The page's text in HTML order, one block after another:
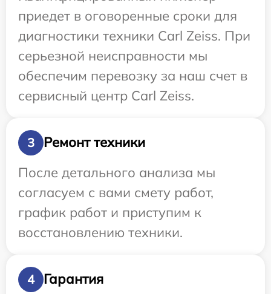
приедет в оговоренные сроки для
диагностики техники Carl Zeiss. При
серьезной неисправности мы
обеспечим перевозку за наш счет в
сервисный центр Carl Zeiss.
3
Ремонт техники
После детального анализа мы
согласуем с вами смету работ,
график работ и приступим к
восстановлению техники.
4
Гарантия